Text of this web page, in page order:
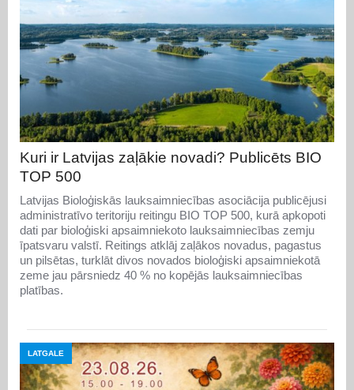
Kuri ir Latvijas zaļākie novadi? Publicēts BIO
TOP 500
Latvijas Bioloģiskās lauksaimniecības asociācija publicējusi
administratīvo teritoriju reitingu BIO TOP 500, kurā apkopoti
dati par bioloģiski apsaimniekoto lauksaimniecības zemju
īpatsvaru valstī. Reitings atklāj zaļākos novadus, pagastus
un pilsētas, turklāt divos novados bioloģiski apsaimniekotā
zeme jau pārsniedz 40 % no kopējās lauksaimniecības
platības.
LATGALE